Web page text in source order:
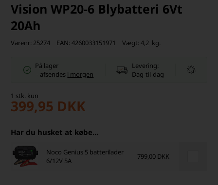
Vision WP20-6 Blybatteri 6Vt
20Ah
Varenr: 25274 EAN:4260033151971 Vægt:4,2 kg.
På lager
- afsendes i morgen
Levering:
Dag-til-dag
1 stk. kun
399,95 DKK
Har du husket at købe…
Noco Genius 5 batterilader
6/12V 5A
799,00 DKK